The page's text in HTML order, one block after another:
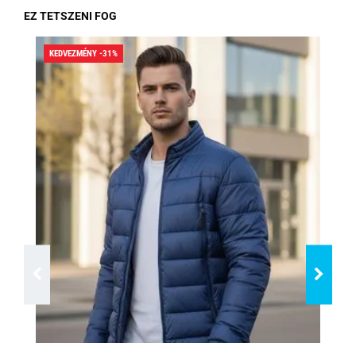
EZ TETSZENI FOG
KEDVEZMÉNY -31%